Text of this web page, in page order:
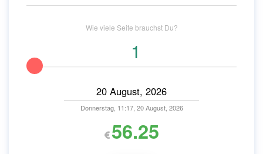
Wie viele Seite brauchst Du?
56.25
Donnerstag, 11:17, 20 August, 2026